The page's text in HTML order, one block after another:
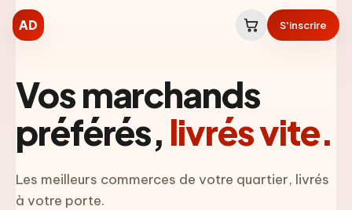
AD S'inscrire
Vos marchands
préférés, livrés vite.
Les meilleurs commerces de votre quartier, livrés
à votre porte.